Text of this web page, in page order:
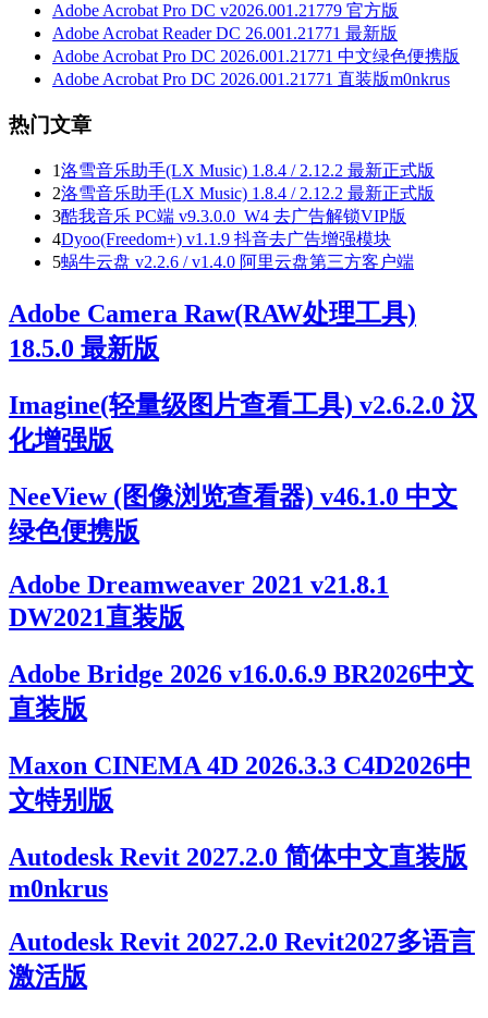
Adobe Acrobat Pro DC v2026.001.21779 官方版
Adobe Acrobat Reader DC 26.001.21771 最新版
Adobe Acrobat Pro DC 2026.001.21771 中文绿色便携版
Adobe Acrobat Pro DC 2026.001.21771 直装版m0nkrus
热门文章
1洛雪音乐助手(LX Music) 1.8.4 / 2.12.2 最新正式版
2洛雪音乐助手(LX Music) 1.8.4 / 2.12.2 最新正式版
3酷我音乐 PC端 v9.3.0.0_W4 去广告解锁VIP版
4Dyoo(Freedom+) v1.1.9 抖音去广告增强模块
5蜗牛云盘 v2.2.6 / v1.4.0 阿里云盘第三方客户端
Adobe Camera Raw(RAW处理工具)
18.5.0 最新版
Imagine(轻量级图片查看工具) v2.6.2.0 汉
化增强版
NeeView (图像浏览查看器) v46.1.0 中文
绿色便携版
Adobe Dreamweaver 2021 v21.8.1
DW2021直装版
Adobe Bridge 2026 v16.0.6.9 BR2026中文
直装版
Maxon CINEMA 4D 2026.3.3 C4D2026中
文特别版
Autodesk Revit 2027.2.0 简体中文直装版
m0nkrus
Autodesk Revit 2027.2.0 Revit2027多语言
激活版